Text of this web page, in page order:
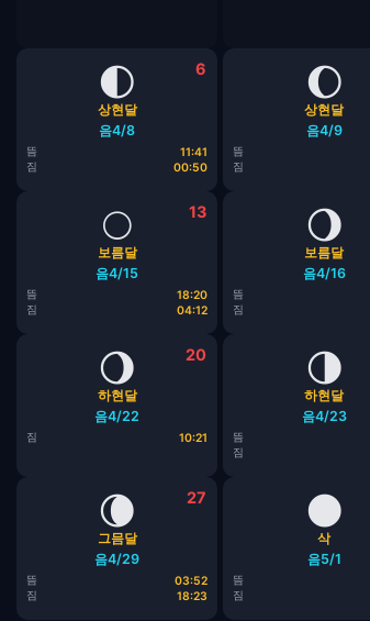
6
🌓
상현달
음4/8
뜸
11:41
짐
00:50
🌔
상현달
음4/9
뜸
짐
13
🌕
보름달
음4/15
뜸
18:20
짐
04:12
🌖
보름달
음4/16
뜸
짐
20
🌖
하현달
음4/22
짐 10:21
🌗
하현달
음4/23
뜸
짐
27
🌘
그믐달
음4/29
뜸
03:52
짐
18:23
🌑
삭
음5/1
뜸
짐